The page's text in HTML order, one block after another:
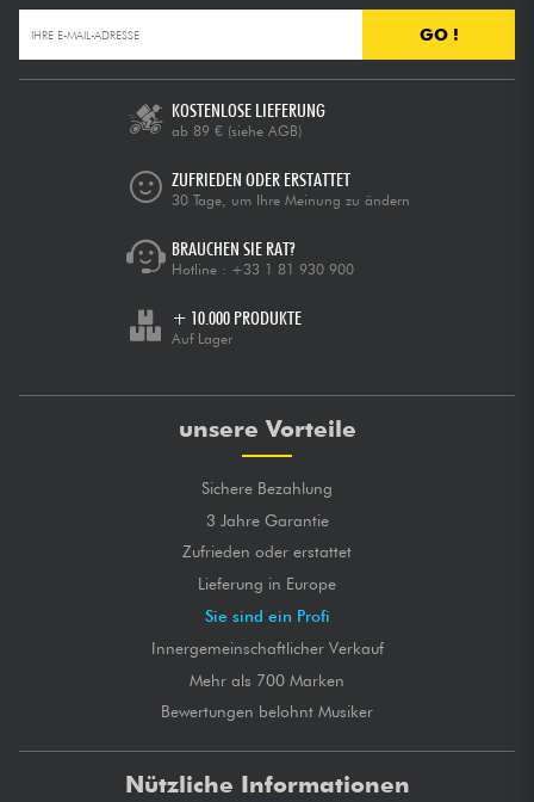
GO !
KOSTENLOSE LIEFERUNG
ab 89 € (siehe AGB)
ZUFRIEDEN ODER ERSTATTET
30 Tage, um Ihre Meinung zu ändern
BRAUCHEN SIE RAT?
Hotline : +33 1 81 930 900
+ 10.000 PRODUKTE
Auf Lager
unsere Vorteile
Sichere Bezahlung
3 Jahre Garantie
Zufrieden oder erstattet
Lieferung in Europe
Sie sind ein Profi
Innergemeinschaftlicher Verkauf
Mehr als 700 Marken
Bewertungen belohnt Musiker
Nützliche Informationen